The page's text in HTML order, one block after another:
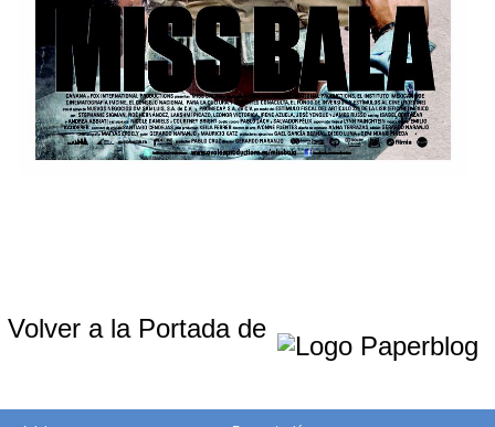
Volver a la Portada de